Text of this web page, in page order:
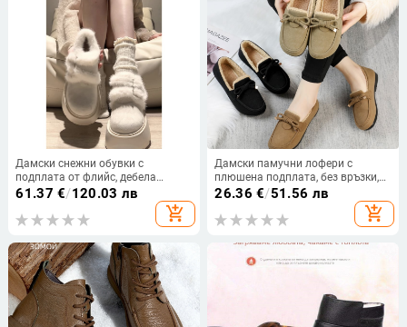
Дамски снежни обувки с
подплата от флийс, дебела
подметка, против плъзгане,
затваряне с велкро (Горна част:
изкуствен PU; Вътрешност/
Подметка: гума)
61.37 €/120.03 лв
add_shopping_cart
Дамски памучни лофери с
плюшена подплата, без връзки,
нисък ток 1–3 см, горна част
велур, подметка полиуретан
(горна част: велур; подплата:
полиуретан; ток: нисък 1–3 см;
форма на пръста: кръгла)
26.36 €/51.56 лв
add_shopping_cart